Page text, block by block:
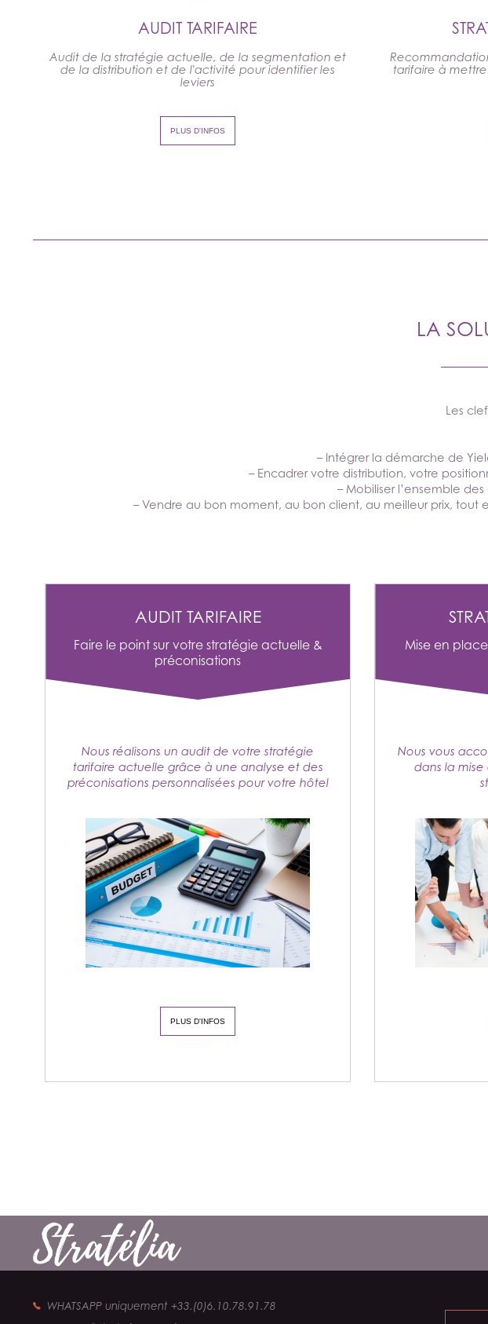
AUDIT TARIFAIRE
Audit de la stratégie actuelle, de la segmentation et
de la distribution et de l'activité pour identifier les
leviers
PLUS D'INFOS
tarifaire à
LA
Les
– Intégrer la démarche de
– Encadrer votre distribution, votre
– Mobiliser l’ensemble
– Vendre au bon moment, au bon client, au meilleur prix, tout
AUDIT TARIFAIRE
Faire le point sur votre stratégie actuelle &
préconisations
Nous réalisons un audit de votre stratégie
tarifaire actuelle grâce à une analyse et des
préconisations personnalisées pour votre hôtel
PLUS D'INFOS
Mise en
Nous vous
dans la
WHATSAPP uniquement +33.(0)6.10.78.91.78